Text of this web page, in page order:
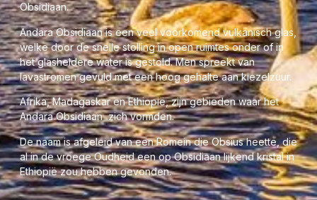
Obsidiaan.
Andara Obsidiaan is een veel voorkomend vulkanisch glas,
welke door de snelle stolling in open ruimtes onder of in
het glasheldere water is gestold. Men spreekt van
lavastromen gevuld met een hoog gehalte aan kiezelzuur.
Afrika, Madagaskar en Ethiopië, zijn gebieden waar het
Andara Obsidiaan zich vormden.
De naam is afgeleid van een Romein die Obsius heette, die
al in de vroege Oudheid een op Obsidiaan lijkend kristal in
Ethiopië zou hebben gevonden.